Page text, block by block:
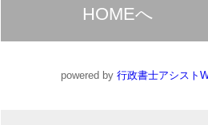
HOMEへ
powered by 行政書士アシスト